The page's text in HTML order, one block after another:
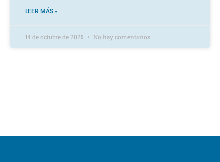
LEER MÁS »
14 de octubre de 2025 No hay comentarios